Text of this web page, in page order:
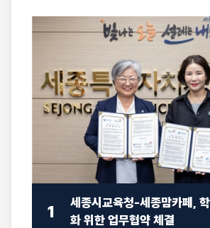
1
세종시교육청-세종맘카페,
화 위한 업무협약 체결